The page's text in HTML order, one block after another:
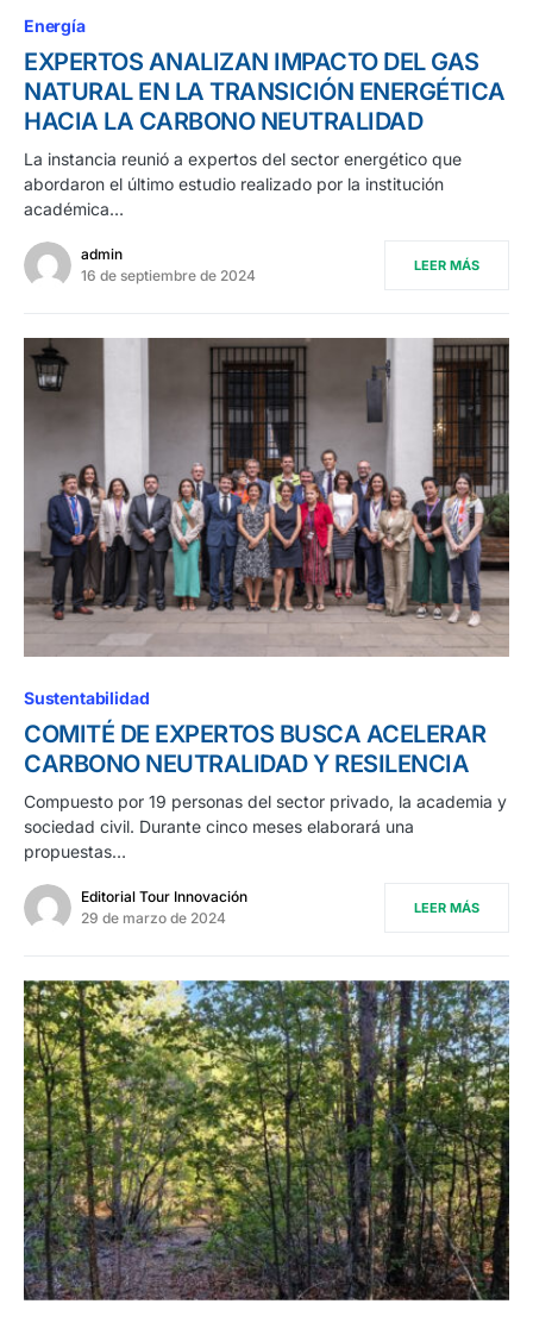
Energía
EXPERTOS ANALIZAN IMPACTO DEL GAS
NATURAL EN LA TRANSICIÓN ENERGÉTICA
HACIA LA CARBONO NEUTRALIDAD
La instancia reunió a expertos del sector energético que
abordaron el último estudio realizado por la institución
académica…
admin
16 de septiembre de 2024
LEER MÁS
Sustentabilidad
COMITÉ DE EXPERTOS BUSCA ACELERAR
CARBONO NEUTRALIDAD Y RESILENCIA
Compuesto por 19 personas del sector privado, la academia y
sociedad civil. Durante cinco meses elaborará una
propuestas…
Editorial Tour Innovación
29 de marzo de 2024
LEER MÁS